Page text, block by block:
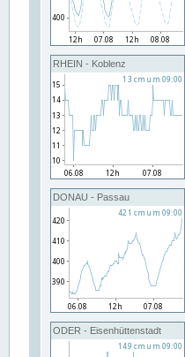
RHEIN - Koblenz
DONAU - Passau
ODER - Eisenhüttenstadt